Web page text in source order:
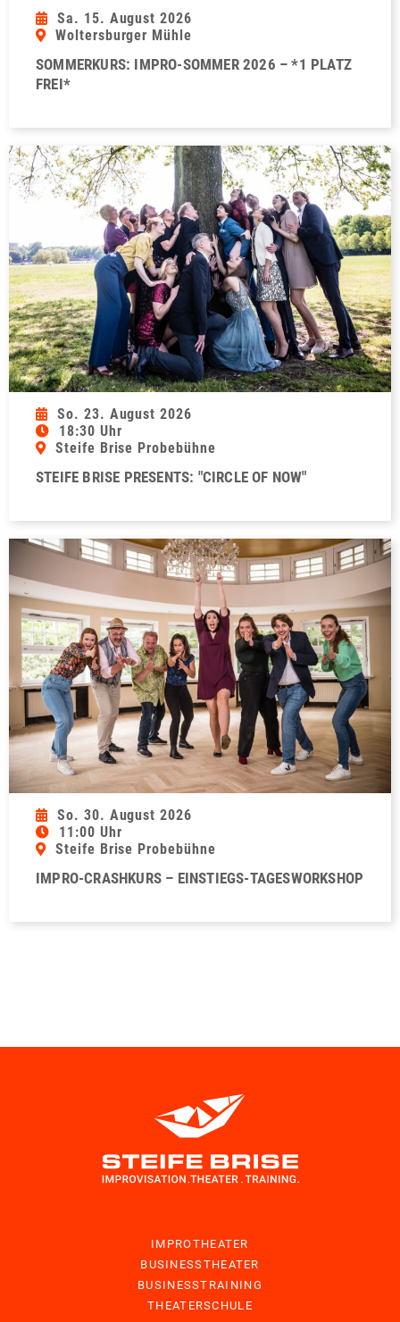
Sa. 15. August 2026
Woltersburger Mühle
SOMMERKURS: IMPRO-SOMMER 2026 – *1 PLATZ
FREI*
So. 23. August 2026
18:30 Uhr
Steife Brise Probebühne
STEIFE BRISE PRESENTS: "CIRCLE OF NOW"
So. 30. August 2026
11:00 Uhr
Steife Brise Probebühne
IMPRO-CRASHKURS – EINSTIEGS-TAGESWORKSHOP
IMPROTHEATER
BUSINESSTHEATER
BUSINESSTRAINING
THEATERSCHULE